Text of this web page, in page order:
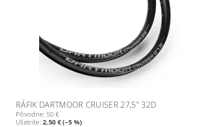
RÁFIK DARTMOOR CRUISER 27,5" 32D
Pôvodne: 50 €
Ušetríte:2,50 € (–5 %)